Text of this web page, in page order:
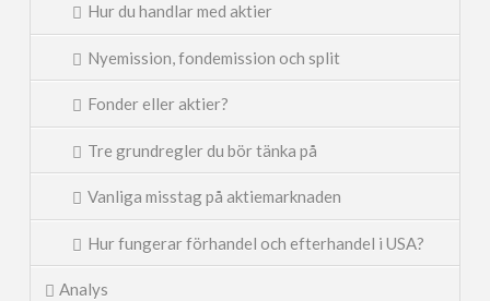
Hur du handlar med aktier
Nyemission, fondemission och split
Fonder eller aktier?
Tre grundregler du bör tänka på
Vanliga misstag på aktiemarknaden
Hur fungerar förhandel och efterhandel i USA?
Analys